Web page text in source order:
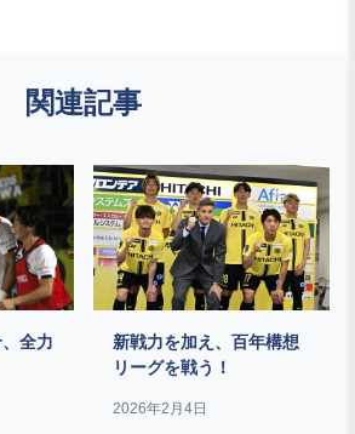
関連記事
全力
新戦力を加え、百年構想
リーグを戦う！
2026年2月4日